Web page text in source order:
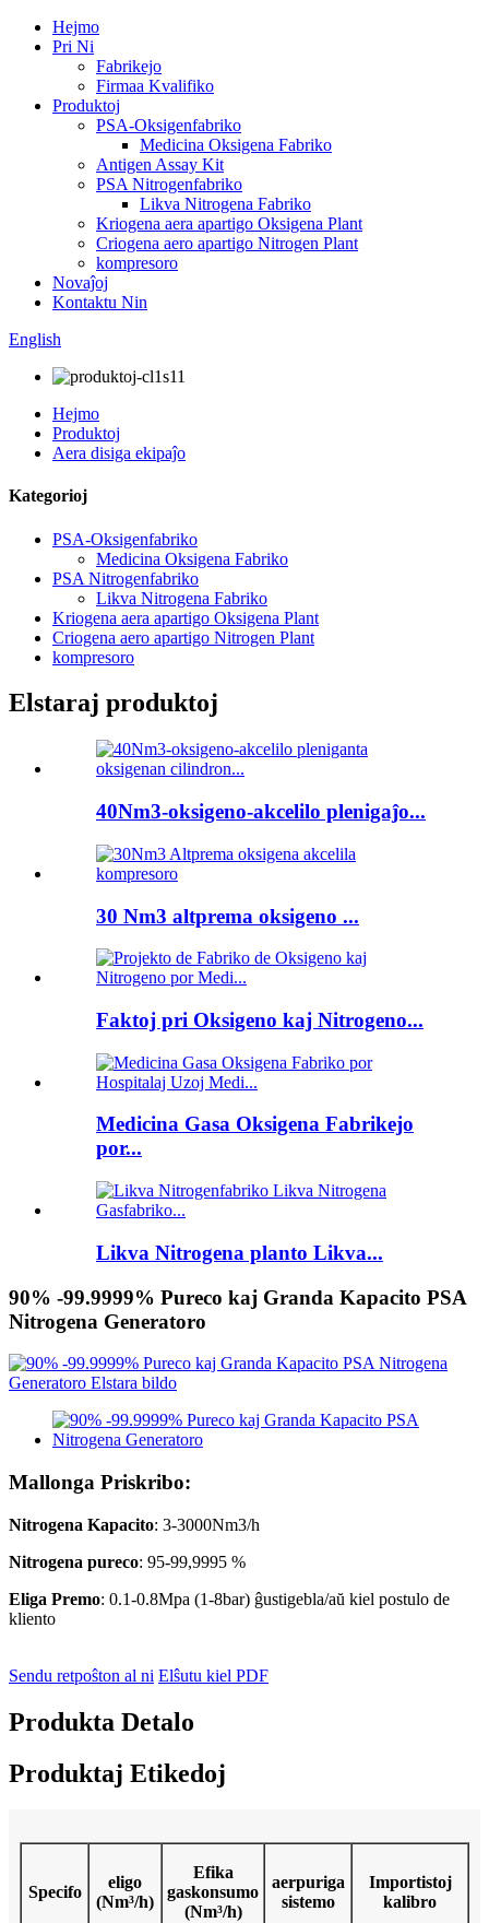
Hejmo
Pri Ni
Fabrikejo
Firmaa Kvalifiko
Produktoj
PSA-Oksigenfabriko
Medicina Oksigena Fabriko
Antigen Assay Kit
PSA Nitrogenfabriko
Likva Nitrogena Fabriko
Kriogena aera apartigo Oksigena Plant
Criogena aero apartigo Nitrogen Plant
kompresoro
Novaĵoj
Kontaktu Nin
English
Hejmo
Produktoj
Aera disiga ekipaĵo
Kategorioj
PSA-Oksigenfabriko
Medicina Oksigena Fabriko
PSA Nitrogenfabriko
Likva Nitrogena Fabriko
Kriogena aera apartigo Oksigena Plant
Criogena aero apartigo Nitrogen Plant
kompresoro
Elstaraj produktoj
40Nm3-oksigeno-akcelilo plenigaĵo...
30 Nm3 altprema oksigeno ...
Faktoj pri Oksigeno kaj Nitrogeno...
Medicina Gasa Oksigena Fabrikejo
por...
Likva Nitrogena planto Likva...
90% -99.9999% Pureco kaj Granda Kapacito PSA
Nitrogena Generatoro
Mallonga Priskribo:
Nitrogena Kapacito: 3-3000Nm3/h
Nitrogena pureco: 95-99,9995 %
Eliga Premo: 0.1-0.8Mpa (1-8bar) ĝustigebla/aŭ kiel postulo de
kliento
Sendu retpoŝton al ni Elŝutu kiel PDF
Produkta Detalo
Produktaj Etikedoj
Specifo
eligo
(Nm³/h)
Efika
gaskonsumo
(Nm³/h)
aerpuriga
sistemo
Importistoj
kalibro